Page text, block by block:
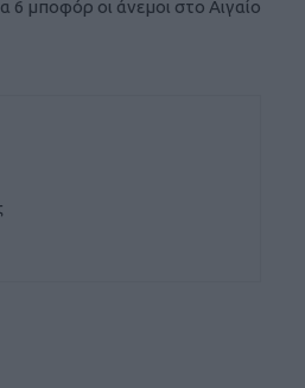
6 μποφόρ οι άνεμοι στο Αιγαίο